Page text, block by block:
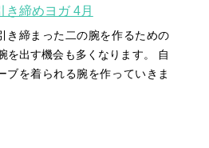
き締めヨガ 4月
き締まった二の腕を作るための
を出す機会も多くなります。 自
ブを着られる腕を作っていきま